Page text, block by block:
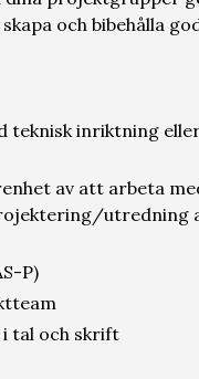
och bibehålla
teknisk inriktning
av att arbeta
utredning
P)
i tal och skrift